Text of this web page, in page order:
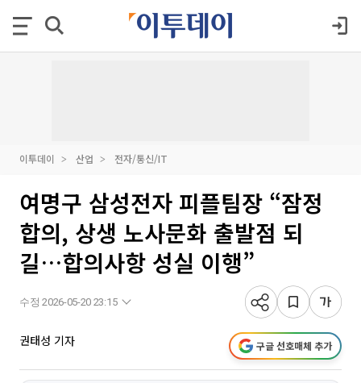
이투데이 산업 전자/통신/IT
여명구 삼성전자 피플팀장 “잠정
합의, 상생 노사문화 출발점 되
길…합의사항 성실 이행”
수정 2026-05-20 23:15
권태성 기자 구글 선호매체 추가